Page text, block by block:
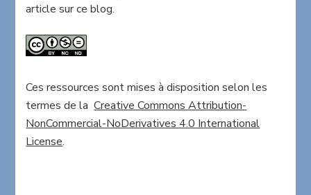
article sur ce blog.
Ces ressources sont mises à disposition selon les
termes de laCreative Commons Attribution-
NonCommercial-NoDerivatives 4.0 International
License.